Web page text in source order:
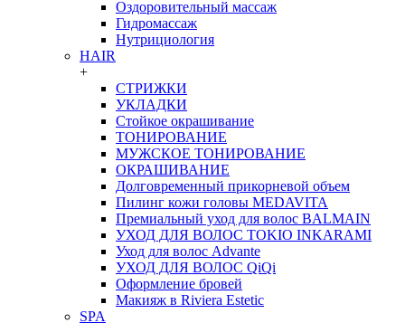
Оздоровительный массаж
Гидромассаж
Нутрициология
HAIR
+
СТРИЖКИ
УКЛАДКИ
Стойкое окрашивание
ТОНИРОВАНИЕ
МУЖСКОЕ ТОНИРОВАНИЕ
ОКРАШИВАНИЕ
Долговременный прикорневой объем
Пилинг кожи головы MEDAVITA
Премиальный уход для волос BALMAIN
УХОД ДЛЯ ВОЛОС TOKIO INKARAMI
Уход для волос Advante
УХОД ДЛЯ ВОЛОС QiQi
Оформление бровей
Макияж в Riviera Estetic
SPA